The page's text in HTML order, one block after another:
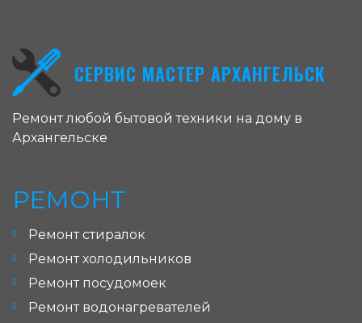
СЕРВИС МАСТЕР АРХАНГЕЛЬСК
Ремонт любой бытовой техники на дому в
Архангельске
РЕМОНТ
Ремонт стиралок
Ремонт холодильников
Ремонт посудомоек
Ремонт водонагревателей